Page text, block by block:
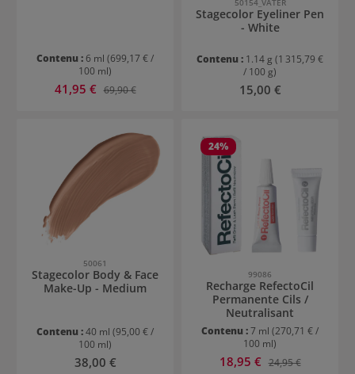
Contenu : 6 ml (699,17 € /
100 ml)
Prix de vente :
41,95 € Prix régulier :
69,90 €
50154_VATER
Stagecolor Eyeliner Pen
- White
Contenu : 1.14 g (1 315,79 €
/ 100 g)
Prix régulier :
15,00 €
50061
Stagecolor Body & Face
Make-Up - Medium
Contenu :40 ml (95,00 € /
100 ml)
Prix régulier :
38,00 €
24%
99086
Recharge RefectoCil
Permanente Cils /
Neutralisant
Contenu :7 ml (270,71 € /
100 ml)
Prix de vente :
18,95 € Prix régulier :
24,95 €